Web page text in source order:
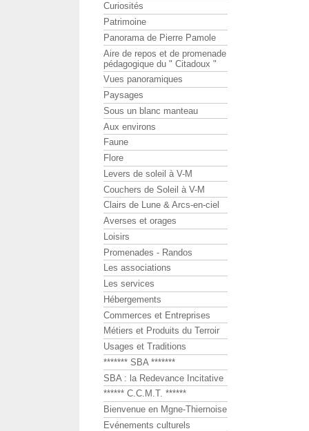
Curiosités
Patrimoine
Panorama de Pierre Pamole
Aire de repos et de promenade
pédagogique du " Citadoux "
Vues panoramiques
Paysages
Sous un blanc manteau
Aux environs
Faune
Flore
Levers de soleil à V-M
Couchers de Soleil à V-M
Clairs de Lune & Arcs-en-ciel
Averses et orages
Loisirs
Promenades - Randos
Les associations
Les services
Hébergements
Commerces et Entreprises
Métiers et Produits du Terroir
Usages et Traditions
******* SBA *******
SBA : la Redevance Incitative
****** C.C.M.T. ******
Bienvenue en Mgne-Thiernoise
Evénements culturels